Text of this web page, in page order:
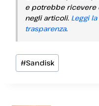
e potrebbe ricevere
negli articoli. Leggi
trasparenza.
Tag
articolo:
#Sandisk